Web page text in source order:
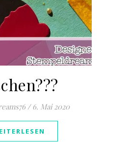
/ 6. Mai 2020